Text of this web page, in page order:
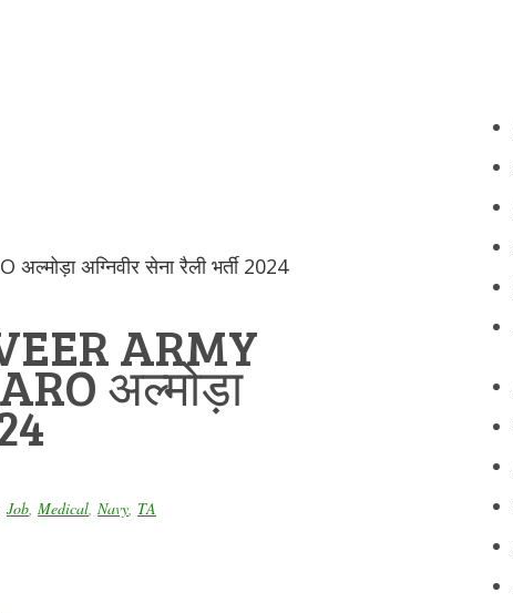
अग्निवीर सेना रैली भर्ती 2024
ARMY
अल्मोड़ा
Job Medical Navy TA